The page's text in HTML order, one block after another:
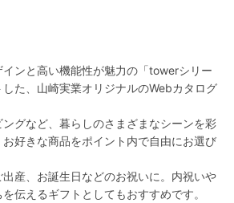
インと高い機能性が魅力の「towerシリー
た、山崎実業オリジナルのWebカタログ
グなど、暮らしのさまざまなシーンを彩
好きな商品をポイント内で自由にお選び
産、お誕生日などのお祝いに。内祝いや
伝えるギフトとしてもおすすめです。